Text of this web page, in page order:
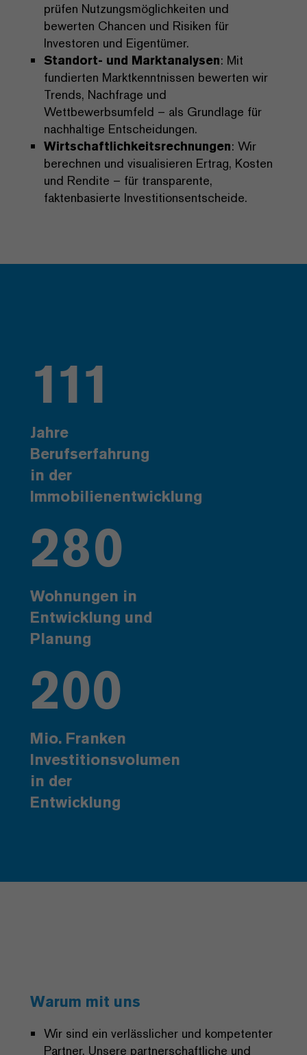
prüfen Nutzungsmöglichkeiten und
bewerten Chancen und Risiken für
Investoren und Eigentümer.
Standort- und Marktanalysen: Mit
fundierten Marktkenntnissen bewerten wir
Trends, Nachfrage und
Wettbewerbsumfeld – als Grundlage für
nachhaltige Entscheidungen.
Wirtschaftlichkeitsrechnungen: Wir
berechnen und visualisieren Ertrag, Kosten
und Rendite – für transparente,
faktenbasierte Investitionsentscheide.
111
Jahre
Berufserfahrung
in der
Immobilienentwicklung
280
Wohnungen in
Entwicklung und
Planung
200
Mio. Franken
Investitionsvolumen
in der
Entwicklung
Warum mit uns
Wir sind ein verlässlicher und kompetenter
Partner. Unsere partnerschaftliche und